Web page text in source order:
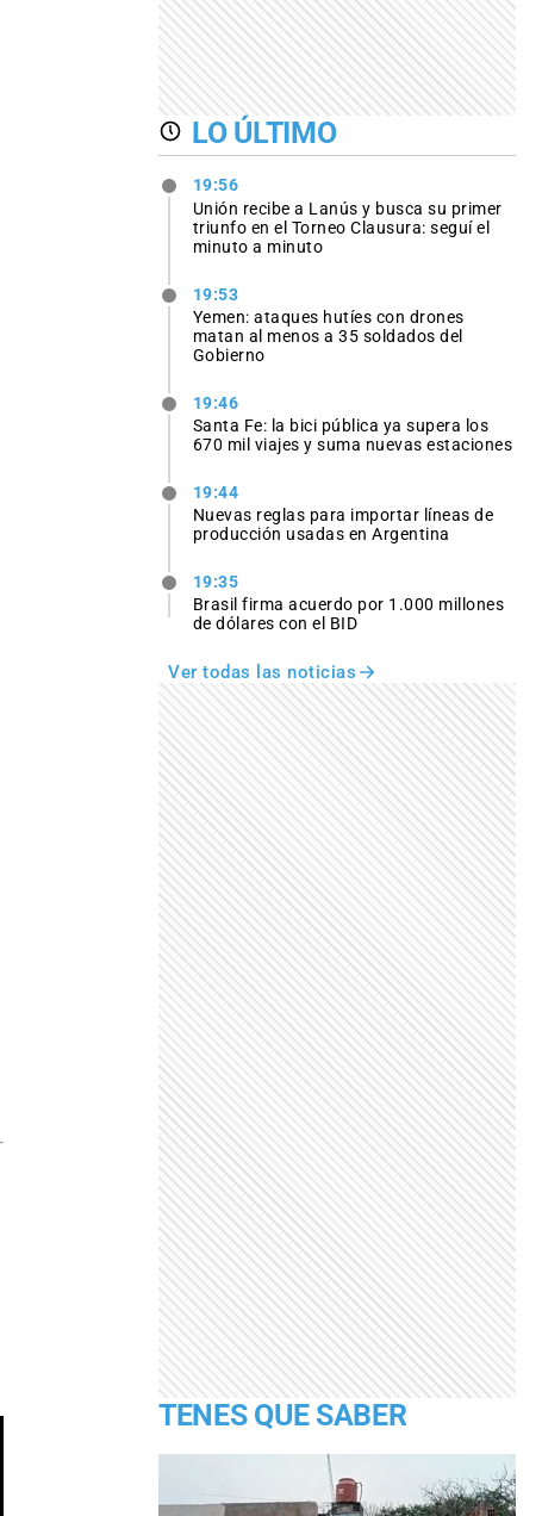
LO ÚLTIMO
19:56
Unión recibe a Lanús y busca su primer
triunfo en el Torneo Clausura: seguí el
minuto a minuto
19:53
Yemen: ataques hutíes con drones
matan al menos a 35 soldados del
Gobierno
19:46
Santa Fe: la bici pública ya supera los
670 mil viajes y suma nuevas estaciones
19:44
Nuevas reglas para importar líneas de
producción usadas en Argentina
19:35
Brasil firma acuerdo por 1.000 millones
de dólares con el BID
Ver todas las noticias
TENES QUE SABER